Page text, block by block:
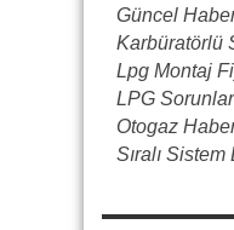
Güncel
Karbüratörlü
Lpg Montaj
LPG
Otogaz
Sıralı